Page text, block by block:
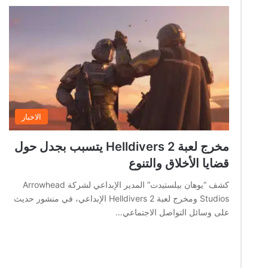
الاخبار
مخرج لعبة Helldivers 2 يتسبب بجدل حول
قضايا الأخلاق والتنوع
كشف “يوهان بيلستيدت” المدير الإبداعي لشركة Arrowhead
Studios ومخرج لعبة Helldivers 2 الإبداعي، في منشور حديث
على وسائل التواصل الاجتماعي…